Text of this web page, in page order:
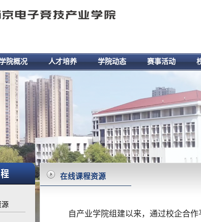
院概况 人才培养 学院动态 赛事活动
源
在线课程资源
自产业学院组建以来，通过校企合